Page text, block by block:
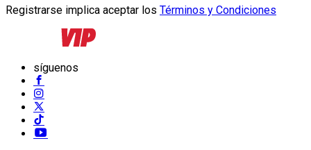
Registrarse implica aceptar los Términos y Condiciones
síguenos